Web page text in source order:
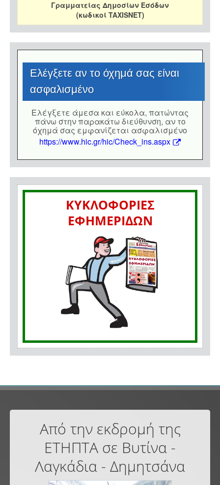
Γραμματείας Δημοσίων Εσόδων
(κωδικοί TAXISNET)
Eλέγξετε αν το όχημά σας είναι
ασφαλισμένο
Eλέγξετε άμεσα και εύκολα, πατώντας
πάνω στην παρακάτω διεύθυνση, αν το
όχημά σας εμφανίζεται ασφαλισμένο
https://www.hic.gr/hic/Check_ins.aspx
ΚΥΚΛΟΦΟΡΙΕΣ
ΕΦΗΜΕΡΙΔΩΝ
Από την εκδρομή της
ΕΤΗΠΤΑ σε Βυτίνα -
Λαγκάδια - Δημητσάνα